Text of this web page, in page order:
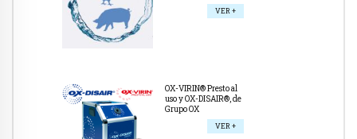
VER +
OX-VIRIN® Presto al
uso y OX-DISAIR®, de
Grupo OX
VER +